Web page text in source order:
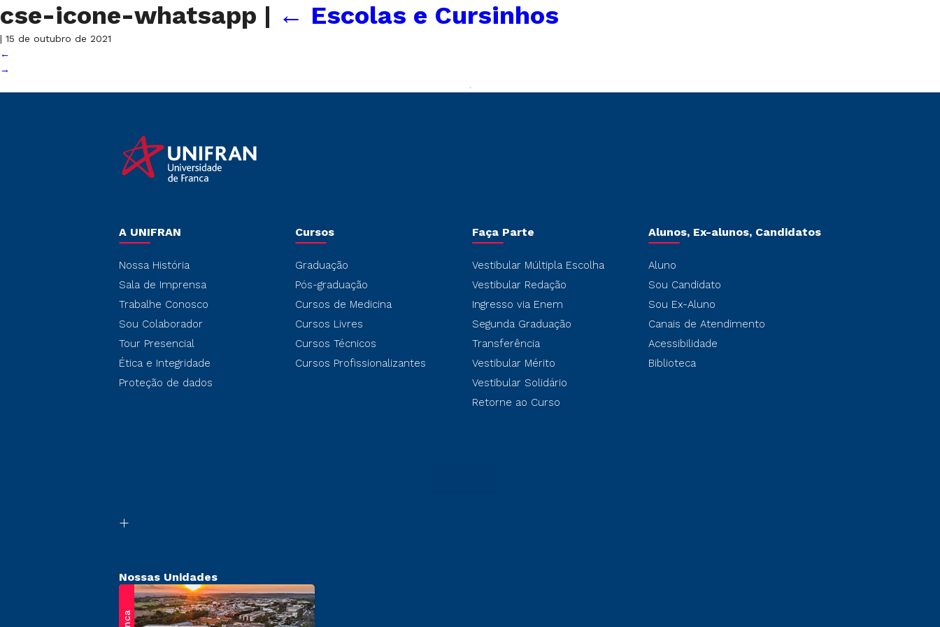
cse-icone-whatsapp | ← Escolas e Cursinhos
| 15 de outubro de 2021
←
→
A UNIFRAN
Nossa História
Sala de Imprensa
Trabalhe Conosco
Sou Colaborador
Tour Presencial
Ética e Integridade
Proteção de dados
Cursos
Graduação
Pós-graduação
Cursos de Medicina
Cursos Livres
Cursos Técnicos
Cursos Profissionalizantes
Faça Parte
Vestibular Múltipla Escolha
Vestibular Redação
Ingresso via Enem
Segunda Graduação
Transferência
Vestibular Mérito
Vestibular Solidário
Retorne ao Curso
Alunos, Ex-alunos, Candidatos
Aluno
Sou Candidato
Sou Ex-Aluno
Canais de Atendimento
Acessibilidade
Biblioteca
Nossas Unidades